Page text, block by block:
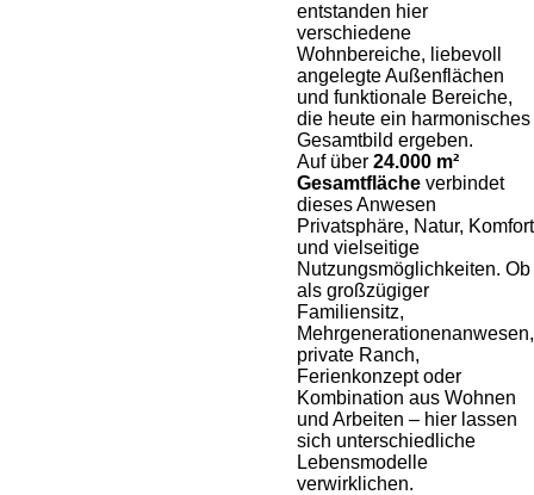
entstanden hier
verschiedene
Wohnbereiche, liebevoll
angelegte Außenflächen
und funktionale Bereiche,
die heute ein harmonisches
Gesamtbild ergeben.
Auf über 24.000 m²
Gesamtfläche verbindet
dieses Anwesen
Privatsphäre, Natur, Komfort
und vielseitige
Nutzungsmöglichkeiten. Ob
als großzügiger
Familiensitz,
Mehrgenerationenanwesen,
private Ranch,
Ferienkonzept oder
Kombination aus Wohnen
und Arbeiten – hier lassen
sich unterschiedliche
Lebensmodelle
verwirklichen.